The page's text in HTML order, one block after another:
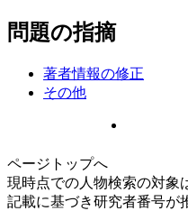
問題の指摘
著者情報の修正
その他
ページトップへ
現時点での人物検索の対象
記載に基づき研究者番号が